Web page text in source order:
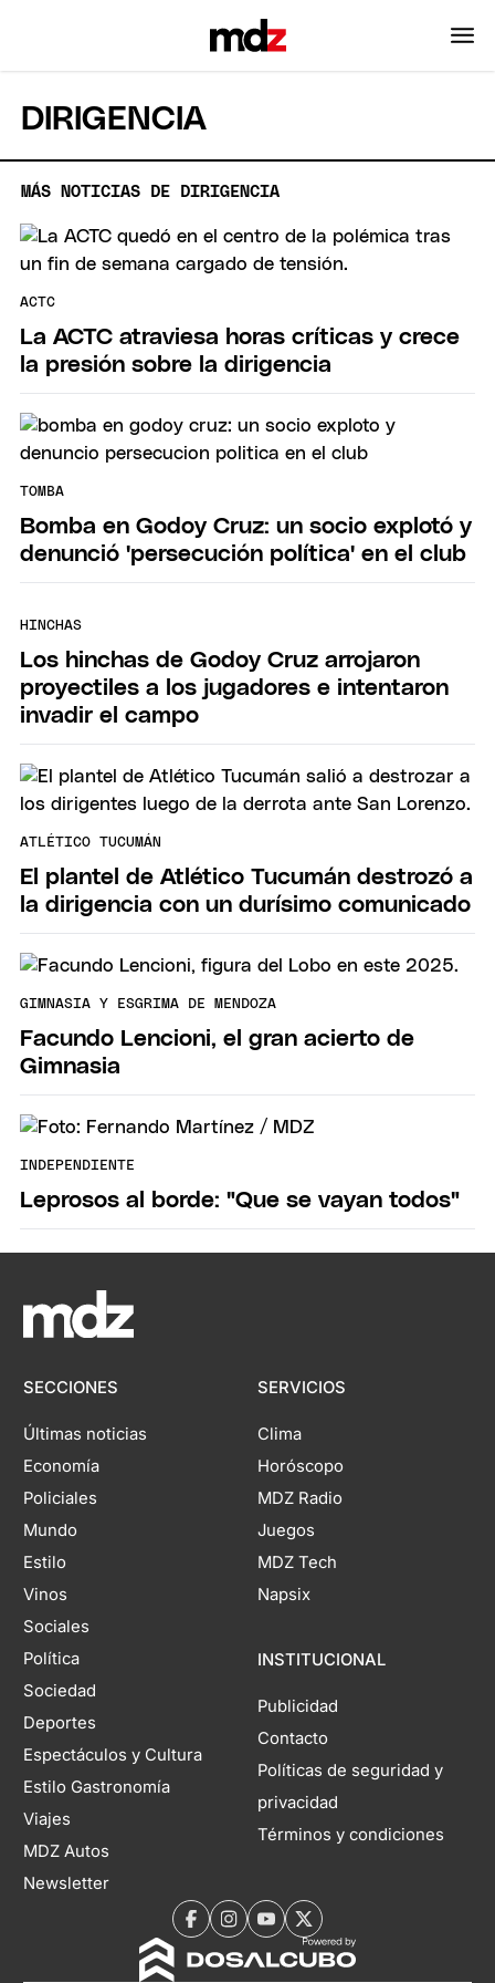
DIRIGENCIA
MÁS NOTICIAS DE DIRIGENCIA
ACTC
La ACTC atraviesa horas críticas y crece
la presión sobre la dirigencia
TOMBA
Bomba en Godoy Cruz: un socio explotó y
denunció 'persecución política' en el club
HINCHAS
Los hinchas de Godoy Cruz arrojaron
proyectiles a los jugadores e intentaron
invadir el campo
ATLÉTICO TUCUMÁN
El plantel de Atlético Tucumán destrozó a
la dirigencia con un durísimo comunicado
GIMNASIA Y ESGRIMA DE MENDOZA
Facundo Lencioni, el gran acierto de
Gimnasia
INDEPENDIENTE
Leprosos al borde: "Que se vayan todos"
SECCIONES
Últimas noticias
Economía
Policiales
Mundo
Estilo
Vinos
Sociales
Política
Sociedad
Deportes
Espectáculos y Cultura
Estilo Gastronomía
Viajes
MDZ Autos
Newsletter
SERVICIOS
Clima
Horóscopo
MDZ Radio
Juegos
MDZ Tech
Napsix
INSTITUCIONAL
Publicidad
Contacto
Políticas de seguridad y
privacidad
Términos y condiciones